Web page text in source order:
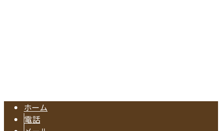
ホーム
電話